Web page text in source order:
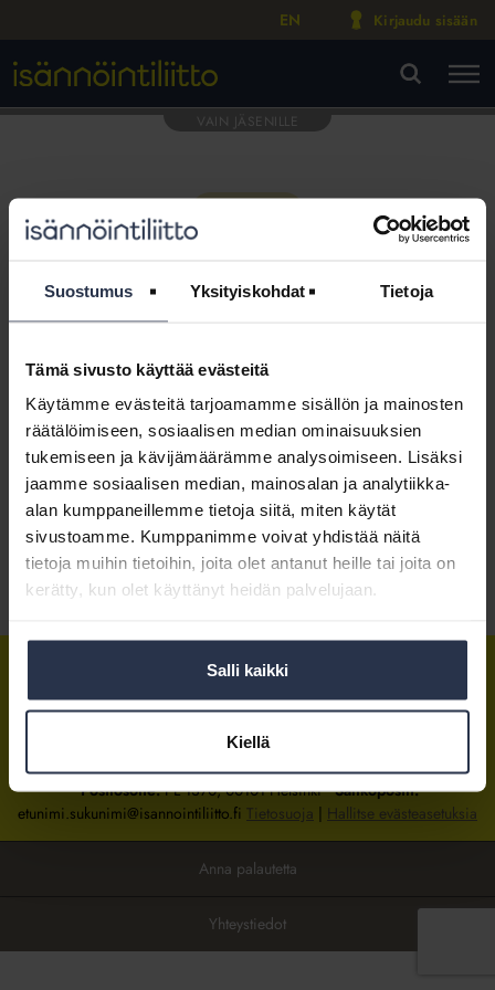
Suostumus Yksityiskohdat Tietoja
Tämä sivusto käyttää evästeitä
Käytämme evästeitä tarjoamamme sisällön ja mainosten
räätälöimiseen, sosiaalisen median ominaisuuksien
tukemiseen ja kävijämäärämme analysoimiseen. Lisäksi
jaamme sosiaalisen median, mainosalan ja analytiikka-
alan kumppaneillemme tietoja siitä, miten käytät
sivustoamme. Kumppanimme voivat yhdistää näitä
tietoja muihin tietoihin, joita olet antanut heille tai joita on
kerätty, kun olet käyttänyt heidän palvelujaan.
Salli kaikki
Kiellä
EN Kirjaudu sisään
Tämä osio on rajattu
Isännöintiliiton jäsenyritysten
henkilökunnalle
Kirjaudu sisään
Tietoa jäsenyydestä
IsännöintiliittoIsännöintiliittoIsännöintiliitto
Isännöintiliiton toimistosijaitsee Hakaniemessä Helsingissä.
Postiosoite:PL 1370, 00101 HelsinkiSähköpostit:
etunimi.sukunimi@isannointiliitto.fi Tietosuoja | Hallitse evästeasetuksia
Anna palautetta
Yhteystiedot